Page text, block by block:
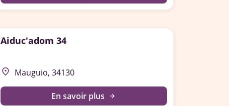
Aiduc'adom 34
place Mauguio, 34130
En savoir plus arrow_forward